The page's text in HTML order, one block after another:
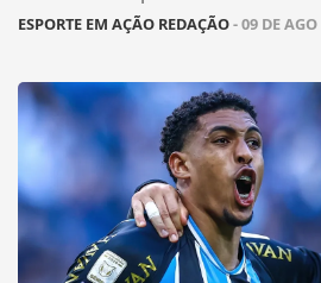
ESPORTE EM AÇÃO REDAÇÃO- 09 DE AGO